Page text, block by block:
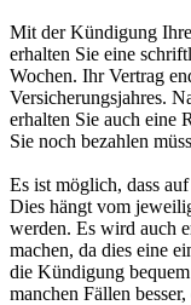
Mit der Kündigung
erhalten Sie eine
Wochen. Ihr Vertrag
Versicherungsjahres.
erhalten Sie auch eine
Sie noch bezahlen
Es ist möglich, dass
Dies hängt vom
werden. Es wird auch
machen, da dies eine
die Kündigung
manchen Fällen